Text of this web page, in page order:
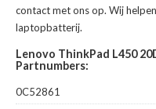
contact met ons op. Wij
laptopbatterij.
Lenovo ThinkPad L450
Partnumbers:
0C52861